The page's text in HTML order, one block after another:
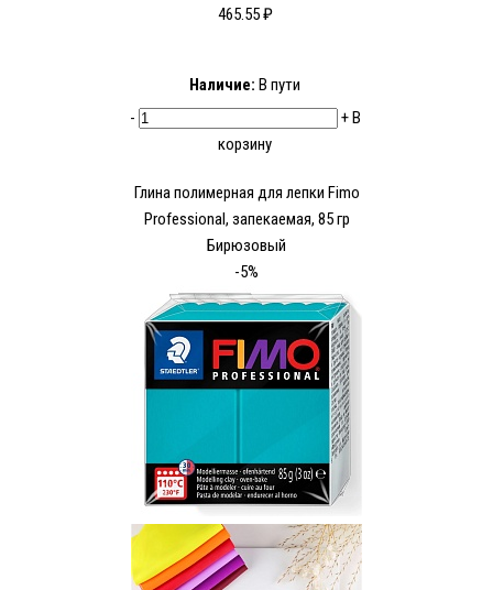
465.55 ₽
Наличие: В пути
-
+В
корзину
Глина полимерная для лепки Fimo
Рrofessional, запекаемая, 85 гр
Бирюзовый
-5%